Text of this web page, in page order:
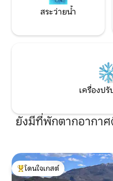
สระว่ายน้ำ
เครื่องป
ยังมีที่พักตากอากาศ
โดนใจเกสต์ที่สุด
โดนใจเกสต์